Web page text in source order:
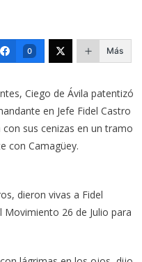
0 Más
Ciego de Ávila patentizó
en Jefe Fidel Castro
sus cenizas en un tramo
con Camagüey.
dieron vivas a Fidel
26 de Julio para